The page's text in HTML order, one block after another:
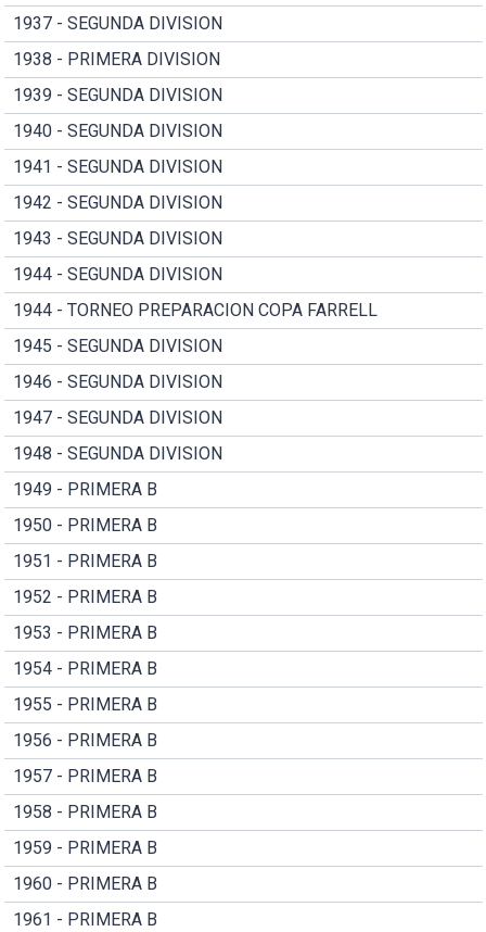
1937 - SEGUNDA DIVISION
1938 - PRIMERA DIVISION
1939 - SEGUNDA DIVISION
1940 - SEGUNDA DIVISION
1941 - SEGUNDA DIVISION
1942 - SEGUNDA DIVISION
1943 - SEGUNDA DIVISION
1944 - SEGUNDA DIVISION
1944 - TORNEO PREPARACION COPA FARRELL
1945 - SEGUNDA DIVISION
1946 - SEGUNDA DIVISION
1947 - SEGUNDA DIVISION
1948 - SEGUNDA DIVISION
1949 - PRIMERA B
1950 - PRIMERA B
1951 - PRIMERA B
1952 - PRIMERA B
1953 - PRIMERA B
1954 - PRIMERA B
1955 - PRIMERA B
1956 - PRIMERA B
1957 - PRIMERA B
1958 - PRIMERA B
1959 - PRIMERA B
1960 - PRIMERA B
1961 - PRIMERA B